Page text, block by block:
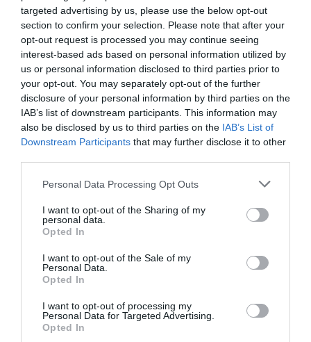
targeted advertising by us, please use the below opt-out
section to confirm your selection. Please note that after your
opt-out request is processed you may continue seeing
interest-based ads based on personal information utilized by
us or personal information disclosed to third parties prior to
your opt-out. You may separately opt-out of the further
disclosure of your personal information by third parties on the
IAB’s list of downstream participants. This information may
also be disclosed by us to third parties on the IAB’s List of
Downstream Participants that may further disclose it to other
Personal Data Processing Opt Outs
I want to opt-out of the Sharing of my
personal data.
Opted In
I want to opt-out of the Sale of my
Personal Data.
Opted In
I want to opt-out of processing my
Personal Data for Targeted Advertising.
Opted In